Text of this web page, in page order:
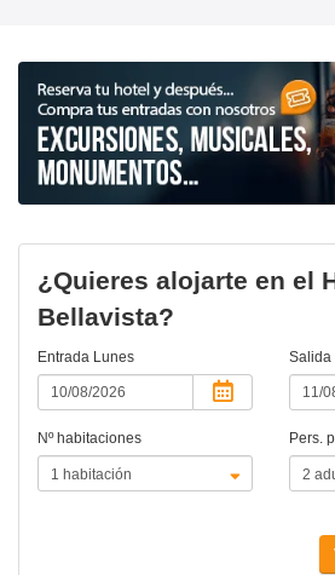
¿Quieres alojarte en el
Bellavista?
Entrada Lunes Salida
Nº habitaciones Pers.